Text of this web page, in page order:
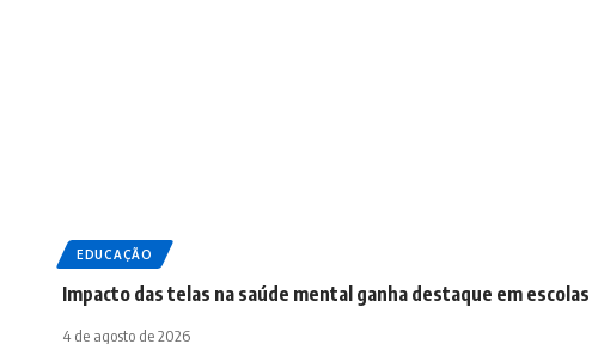
EDUCAÇÃO
Impacto das telas na saúde mental ganha destaque em
4 de agosto de 2026